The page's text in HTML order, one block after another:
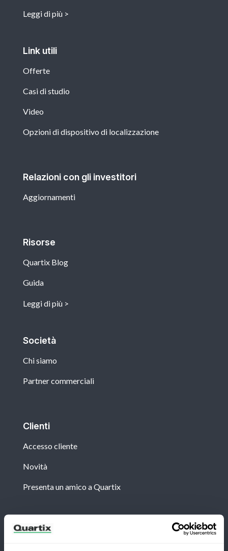
Leggi di più
Link utili
Offerte
Casi di studio
Video
Opzioni di dispositivo di localizzazione
Relazioni con gli investitori
Aggiornamenti
Risorse
Quartix Blog
Guida
Leggi di più
Società
Chi siamo
Partner commerciali
Clienti
Accesso cliente
Novità
Presenta un amico a Quartix
Newsletter